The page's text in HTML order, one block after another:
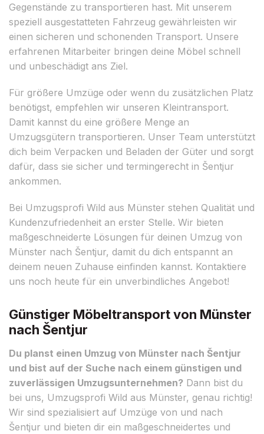
Gegenstände zu transportieren hast. Mit unserem
speziell ausgestatteten Fahrzeug gewährleisten wir
einen sicheren und schonenden Transport. Unsere
erfahrenen Mitarbeiter bringen deine Möbel schnell
und unbeschädigt ans Ziel.
Für größere Umzüge oder wenn du zusätzlichen Platz
benötigst, empfehlen wir unseren Kleintransport.
Damit kannst du eine größere Menge an
Umzugsgütern transportieren. Unser Team unterstützt
dich beim Verpacken und Beladen der Güter und sorgt
dafür, dass sie sicher und termingerecht in Šentjur
ankommen.
Bei Umzugsprofi Wild aus Münster stehen Qualität und
Kundenzufriedenheit an erster Stelle. Wir bieten
maßgeschneiderte Lösungen für deinen Umzug von
Münster nach Šentjur, damit du dich entspannt an
deinem neuen Zuhause einfinden kannst. Kontaktiere
uns noch heute für ein unverbindliches Angebot!
Günstiger Möbeltransport von Münster
nach Šentjur
Du planst einen Umzug von Münster nach Šentjur
und bist auf der Suche nach einem günstigen und
zuverlässigen Umzugsunternehmen? Dann bist du
bei uns, Umzugsprofi Wild aus Münster, genau richtig!
Wir sind spezialisiert auf Umzüge von und nach
Šentjur und bieten dir ein maßgeschneidertes und